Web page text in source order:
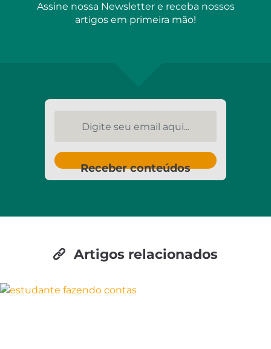
Assine nossa Newsletter e receba nossos
artigos em primeira mão!
Receber conteúdos
Artigos relacionados